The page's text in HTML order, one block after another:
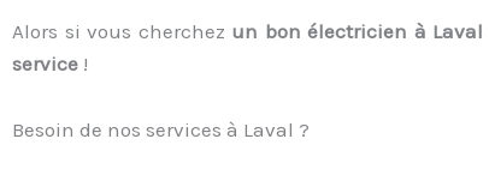
Alors si vous cherchez un bon électricien à Laval
service !
Besoin de nos services à Laval ?